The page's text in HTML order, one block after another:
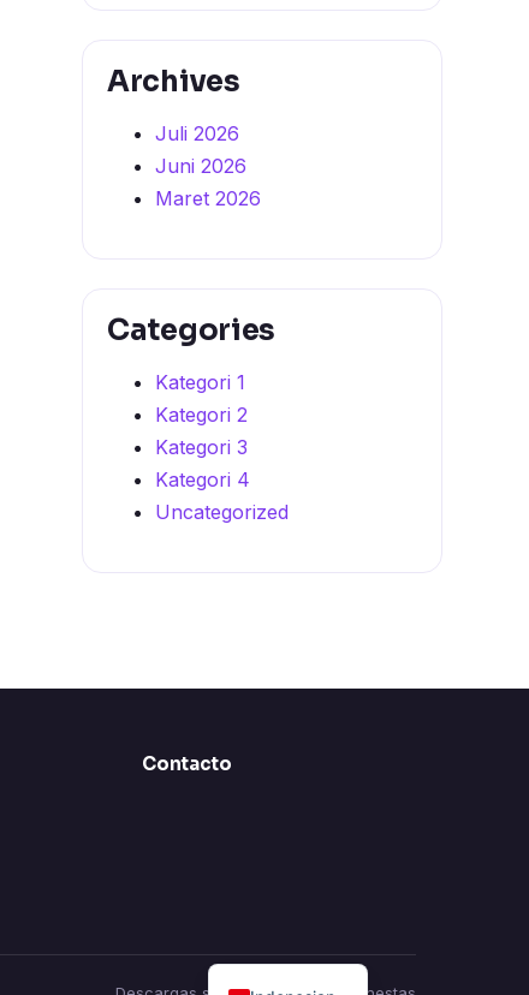
Archives
Juli 2026
Juni 2026
Maret 2026
Categories
Kategori 1
Kategori 2
Kategori 3
Kategori 4
Uncategorized
Contacto